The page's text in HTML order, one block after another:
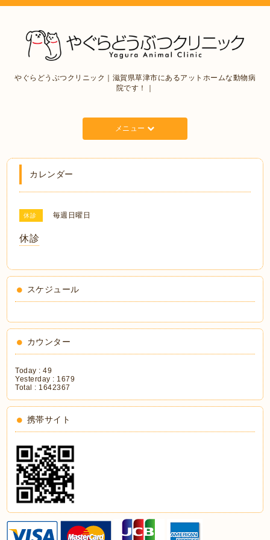
やぐらどうぶつクリニック｜滋賀県草津市にあるアットホームな動物病
院です！｜
メニュー
カレンダー
休診 毎週日曜日
休診
スケジュール
カウンター
Today :49
Yesterday : 1679
Total : 1642367
携帯サイト